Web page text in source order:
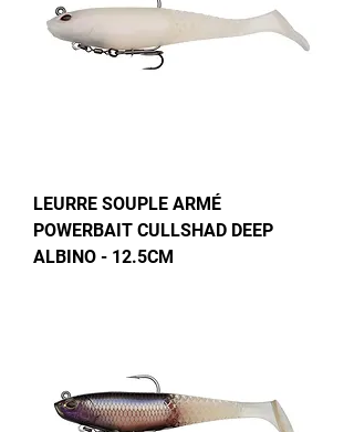
LEURRE SOUPLE ARMÉ
POWERBAIT CULLSHAD DEEP
ALBINO - 12.5CM